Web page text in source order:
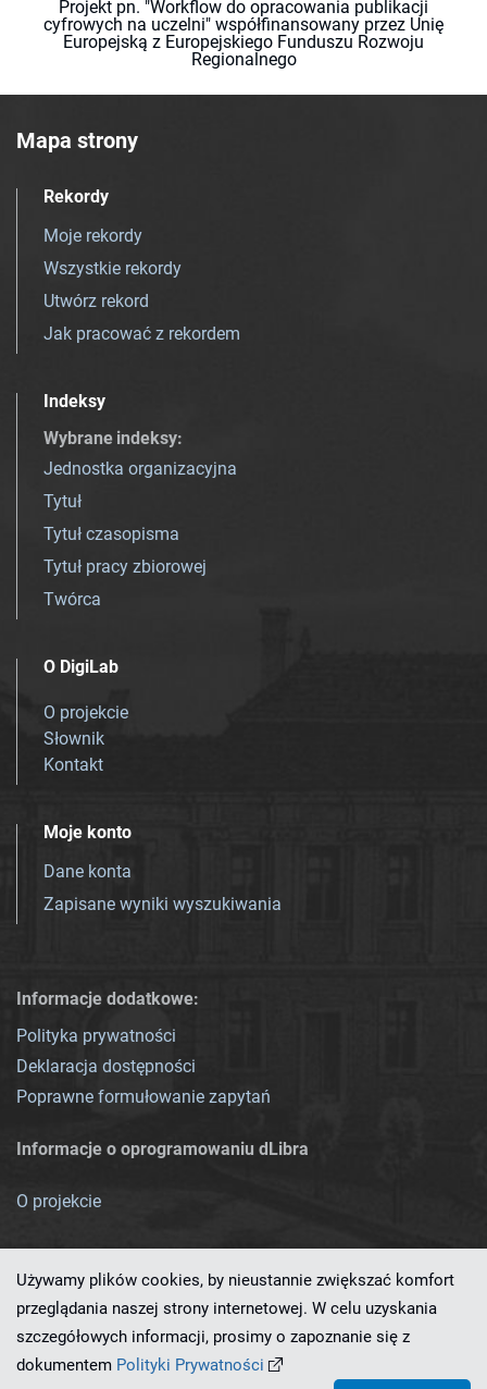
Projekt pn. "Workflow do opracowania publikacji
cyfrowych na uczelni" współfinansowany przez Unię
Europejską z Europejskiego Funduszu Rozwoju
Regionalnego
Mapa strony
Rekordy
Moje rekordy
Wszystkie rekordy
Utwórz rekord
Jak pracować z rekordem
Indeksy
Wybrane indeksy:
Jednostka organizacyjna
Tytuł
Tytuł czasopisma
Tytuł pracy zbiorowej
Twórca
O DigiLab
O projekcie
Słownik
Kontakt
Moje konto
Dane konta
Zapisane wyniki wyszukiwania
Informacje dodatkowe:
Polityka prywatności
Deklaracja dostępności
Poprawne formułowanie zapytań
Informacje o oprogramowaniu dLibra
O projekcie
Ten serwis działa dzięki oprogramowaniu
Używamy plików cookies, by nieustannie zwiększać komfort
przeglądania naszej strony internetowej. W celu uzyskania
szczegółowych informacji, prosimy o zapoznanie się z
dokumentem Polityki Prywatności